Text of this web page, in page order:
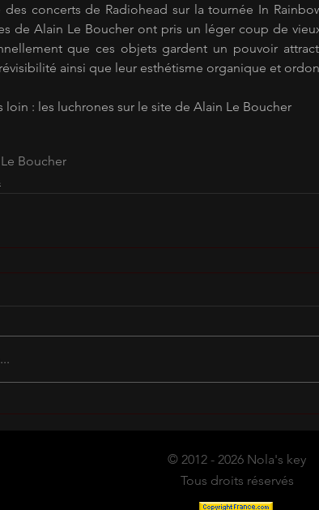
des concerts de Radiohead sur la tournée In
de Alain Le Boucher ont pris un léger coup de
que ces objets gardent un pouvoir
ainsi que leur esthétisme organique et
loin : les luchrones sur le site de Alain Le Boucher
Boucher
© 2012 - 2026 Nola's key
Tous droits réservés